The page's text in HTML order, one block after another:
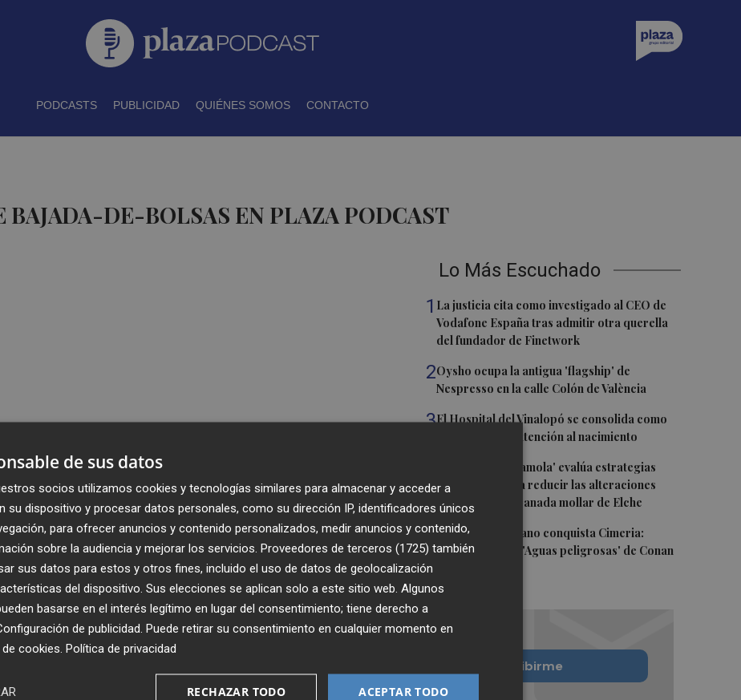
PODCASTS PUBLICIDAD QUIÉNES SOMOS CONTACTO
DE-BOLSAS EN PLAZA PODCAST
Lo Más Escuchado
1 La justicia cita como investigado al CEO de
Vodafone España tras admitir otra querella
del fundador de Finetwork
2Oysho ocupa la antigua 'flagship' de
Nespresso en la calle Colón de València
3El Hospital del Vinalopó se consolida como
referente en la atención al nacimiento
El proyecto 'Gramola' evalúa estrategias
sostenibles para reducir las alteraciones
internas de la granada mollar de Elche
5El talento murciano conquista Cimeria:
Dagnino ilustra 'Aguas peligrosas' de Conan
Recibe toda la actualidad de
Plaza Podcast en tu correo
Quiero suscribirme
de sus datos
socios utilizamos cookies y tecnologías similares para almacenar y acceder a
su dispositivo y procesar datos personales, como su dirección IP, identificadores únicos
para ofrecer anuncios y contenido personalizados, medir anuncios y contenido,
sobre la audiencia y mejorar los servicios. Proveedores de terceros (1725) también
sus datos para estos y otros fines, incluido el uso de datos de geolocalización
del dispositivo. Sus elecciones se aplican solo a este sitio web. Algunos
basarse en el interés legítimo en lugar del consentimiento; tiene derecho a
de publicidad . Puede retirar su consentimiento en cualquier momento en
cookies Política de privacidad
ACEPTAR TODO
RECHAZAR TODO